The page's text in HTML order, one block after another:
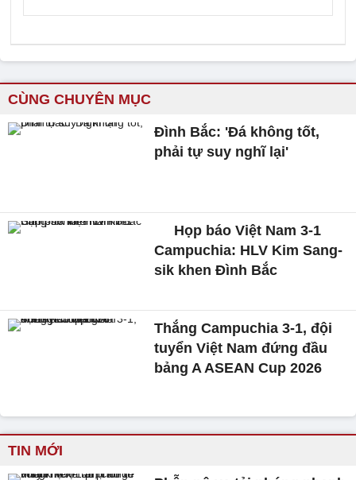
CÙNG CHUYÊN MỤC
Đình Bắc: 'Đá không tốt,
phải tự suy nghĩ lại'
Họp báo Việt Nam 3-1
Campuchia: HLV Kim Sang-
sik khen Đình Bắc
Thắng Campuchia 3-1, đội
tuyển Việt Nam đứng đầu
bảng A ASEAN Cup 2026
TIN MỚI